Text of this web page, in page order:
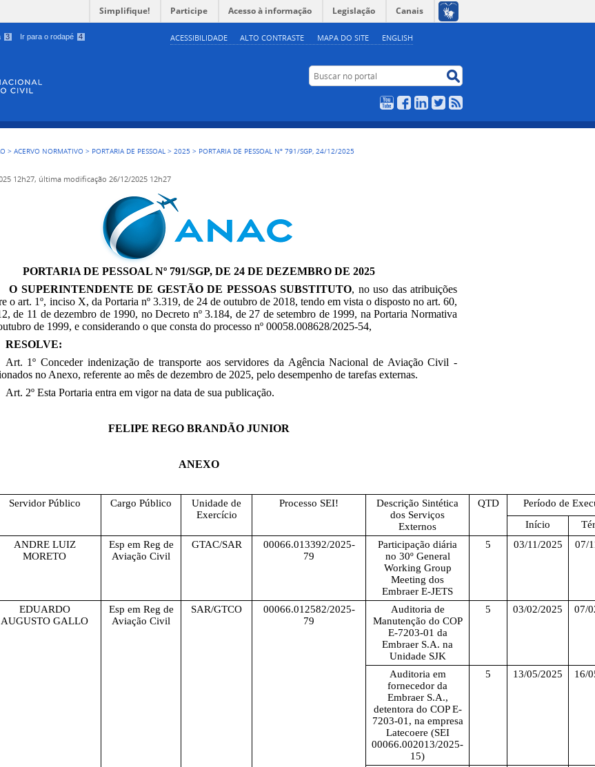
3 Ir para o rodapé 4 ACESSIBILIDADE ALTO CONTRASTE MAPA DO SITE ENGLISH
Simplifique! Participe Acesso à informação Legislação Canais
Buscar no portal
YouTubeFacebookLinkedIn
Twitter
>ACERVO NORMATIVO > PORTARIA DE PESSOAL >2025 > PORTARIA DE PESSOAL Nº 791/SGP, 24/12/2025
12h27, última modificação 26/12/2025 12h27
PORTARIA DE PESSOAL Nº 791/SGP, DE 24 DE DEZEMBRO DE 2025
O SUPERINTENDENTE DE GESTÃO DE PESSOAS SUBSTITUTO, no uso das atribuições
o art. 1º, inciso X, da Portaria nº 3.319, de 24 de outubro de 2018, tendo em vista o disposto no art. 60,
de 11 de dezembro de 1990, no Decreto nº 3.184, de 27 de setembro de 1999, na Portaria Normativa
de 1999, e considerando o que consta do processo nº 00058.008628/2025-54,
RESOLVE:
Art. 1º Conceder indenização de transporte aos servidores da Agência Nacional de Aviação Civil -
no Anexo, referente ao mês dedezembro de 2025, pelo desempenho de tarefas externas.
Art. 2º Esta Portaria entra em vigor na data de sua publicação.
FELIPE REGO BRANDÃO JUNIOR
ANEXO
Servidor Público Cargo Público
Unidade de
Exercício
Processo SEI!
Descrição Sintética
dos Serviços
Externos
QTD
Período de
Início
ANDRE LUIZ
MORETO
Esp em Reg de
Aviação Civil
GTAC/SAR
00066.013392/2025-
79
Participação diária
no 30º General
Working Group
Meeting dos
Embraer E-JETS
5 03/11/2025 07/
EDUARDO
AUGUSTO GALLO
Esp em Reg de
Aviação Civil
SAR/GTCO
00066.012582/2025-
79
Auditoria de
Manutenção do COP
E-7203-01 da
Embraer S.A. na
Unidade SJK
5 03/02/2025 07/
Auditoria em
fornecedor da
Embraer S.A.,
detentora do COP E-
7203-01, na empresa
Latecoere (SEI
00066.002013/2025-
15)
5 13/05/2025 16/